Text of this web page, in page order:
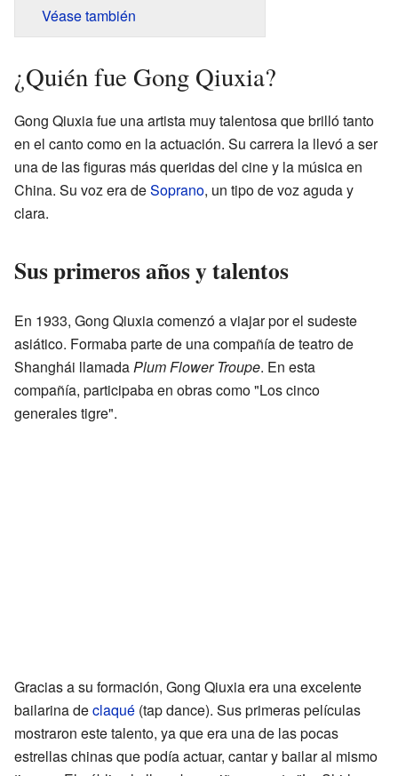
Véase también
¿Quién fue Gong Qiuxia?
Gong Qiuxia fue una artista muy talentosa que brilló tanto
en el canto como en la actuación. Su carrera la llevó a ser
una de las figuras más queridas del cine y la música en
China. Su voz era deSoprano, un tipo de voz aguda y
clara.
Sus primeros años y talentos
En 1933, Gong Qiuxia comenzó a viajar por el sudeste
asiático. Formaba parte de una compañía de teatro de
Shanghái llamadaPlum Flower Troupe. En esta
compañía, participaba en obras como "Los cinco
generales tigre".
Gracias a su formación, Gong Qiuxia era una excelente
bailarina declaqué (tap dance). Sus primeras películas
mostraron este talento, ya que era una de las pocas
estrellas chinas que podía actuar, cantar y bailar al mismo